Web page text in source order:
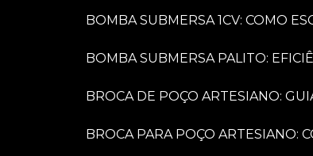
BOMBA SUBMERSA 1CV: COMO
BOMBA SUBMERSA PALITO:
BROCA DE POÇO ARTESIANO:
BROCA PARA POÇO ARTESIANO: